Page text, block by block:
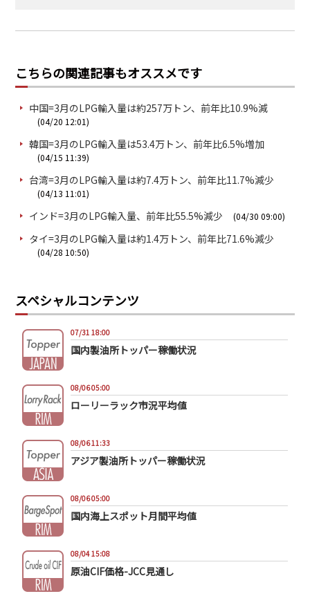
こちらの関連記事もオススメです
中国=3月のLPG輸入量は約257万トン、前年比10.9%減
(04/20 12:01)
韓国=3月のLPG輸入量は53.4万トン、前年比6.5%増加
(04/15 11:39)
台湾=3月のLPG輸入量は約7.4万トン、前年比11.7%減少
(04/13 11:01)
インド=3月のLPG輸入量、前年比55.5%減少 (04/30 09:00)
タイ=3月のLPG輸入量は約1.4万トン、前年比71.6%減少
(04/28 10:50)
スペシャルコンテンツ
07/31 18:00
国内製油所トッパー稼働状況
08/06 05:00
ローリーラック市況平均値
08/06 11:33
アジア製油所トッパー稼働状況
08/06 05:00
国内海上スポット月間平均値
08/04 15:08
原油CIF価格-JCC見通し